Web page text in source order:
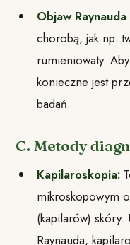
Objaw
chorobą, jak np.
rumieniowaty.
konieczne jest
badań.
C. Metody
Kapilaroskopia:
mikroskopowym
(kapilarów)
Raynauda,